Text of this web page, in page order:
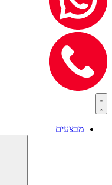
מבצעים